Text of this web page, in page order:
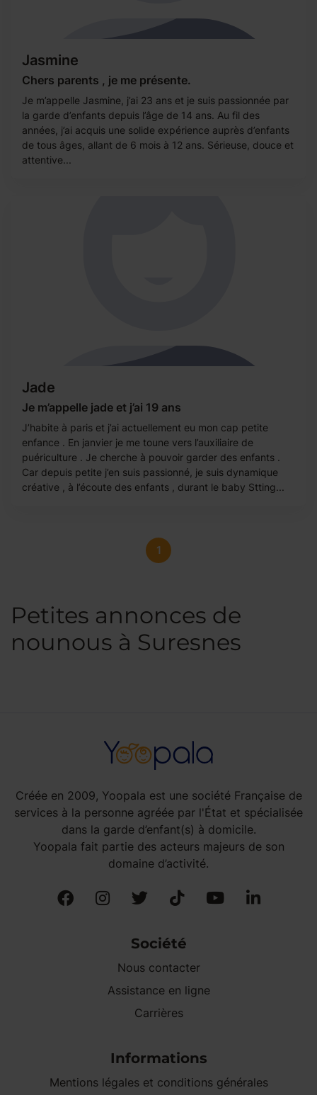
Jasmine
Chers parents , je me présente.
Je m’appelle Jasmine, j’ai 23 ans et je suis passionnée par
la garde d’enfants depuis l’âge de 14 ans. Au fil des
années, j’ai acquis une solide expérience auprès d’enfants
de tous âges, allant de 6 mois à 12 ans. Sérieuse, douce et
attentive...
Jade
Je m’appelle jade et j’ai 19 ans
J’habite à paris et j’ai actuellement eu mon cap petite
enfance . En janvier je me toune vers l’auxiliaire de
puériculture . Je cherche à pouvoir garder des enfants .
Car depuis petite j’en suis passionné, je suis dynamique
créative , à l’écoute des enfants , durant le baby Stting...
1
Petites annonces de
nounous à Suresnes
Créée en 2009, Yoopala est une société Française de
services à la personne agréée par l'État et spécialisée
dans la garde d’enfant(s) à domicile.
Yoopala fait partie des acteurs majeurs de son
domaine d’activité.
Société
Nous contacter
Assistance en ligne
Carrières
Informations
Mentions légales et conditions générales